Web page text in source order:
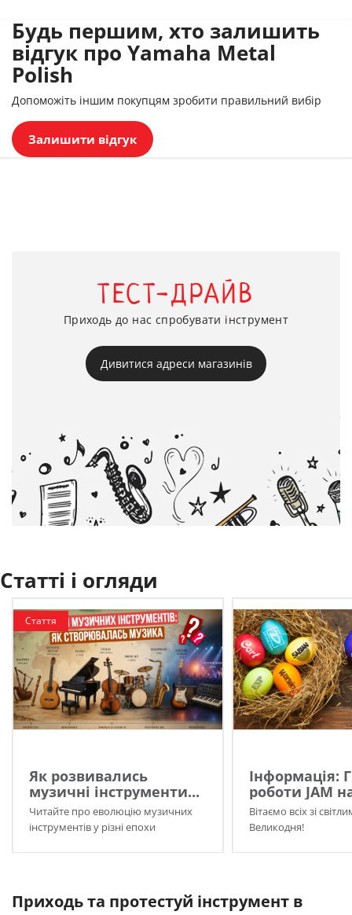
Будь першим, хто залишить
відгук про Yamaha Metal
Polish
Допоможіть іншим покупцям зробити правильний вибір
Залишити відгук
ТЕСТ-ДРАЙВ
Приходь до нас спробувати інструмент
Дивитися адреси магазинів
Статті і огляди
Стаття
Як розвивались
музичні інструменти...
Читайте про еволюцію музичних
інструментів у різні епохи
Інформація:
роботи JAM
Вітаємо всіх зі
Великодня!
Приходь та протестуй інструмент в